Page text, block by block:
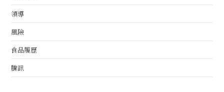
領導
風險
食品履歷
騰訊